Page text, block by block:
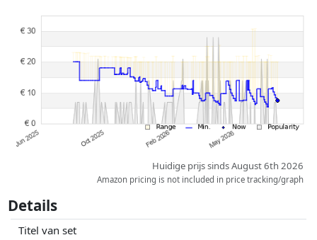
partners hebben hier geen enkele invoed op. Alleen bij gelijke prijzen
kunnen historische prestaties de volgorde beïnvloeden.
Huidige prijs sinds August 6th 2026
Amazon pricing is not included in price tracking/graph
Details
Titel van set